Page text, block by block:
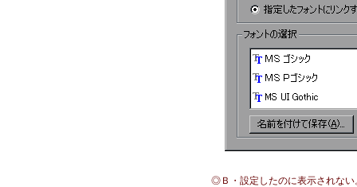
◎Ｂ・設定したのに表示されない